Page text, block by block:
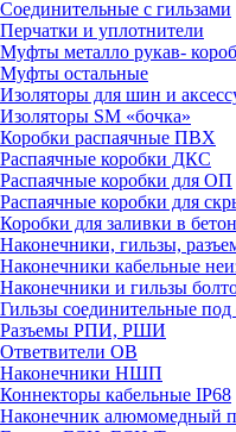
Соединительные с гильзами
Перчатки и уплотнители
Муфты металло рукав-
Муфты остальные
Изоляторы для шин и
Изоляторы SM «бочка»
Коробки распаячные ПВХ
Распаячные коробки ДКС
Распаячные коробки для ОП
Распаячные коробки для
Коробки для заливки в бетон
Наконечники, гильзы,
Наконечники кабельные
Наконечники и гильзы
Гильзы соединительные
Разъемы РПИ, РШИ
Ответвители ОВ
Наконечники НШП
Коннекторы кабельные IP68
Наконечник алюмомедный